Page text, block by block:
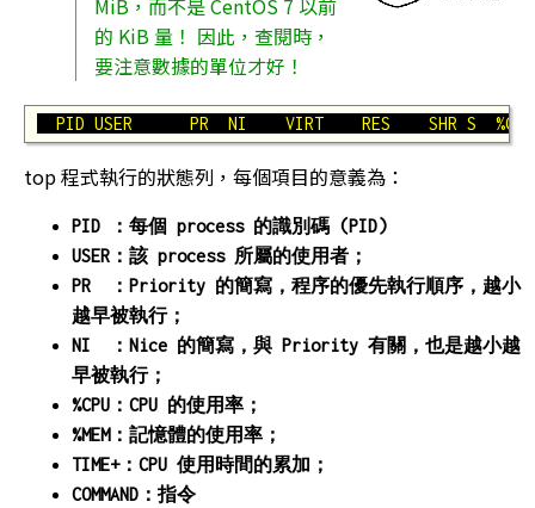
MiB，而不是 CentOS 7 以前
的 KiB 量！ 因此，查閱時，
要注意數據的單位才好！
PID USER      PR  NI    VIRT    RES    SHR S
top 程式執行的狀態列，每個項目的意義為：
PID ：每個 process 的識別碼 (PID)
USER：該 process 所屬的使用者；
PR ：Priority 的簡寫，程序的優先執行順序，越小
越早被執行；
NI ：Nice 的簡寫，與 Priority 有關，也是越小越
早被執行；
%CPU：CPU 的使用率；
%MEM：記憶體的使用率；
TIME+：CPU 使用時間的累加；
COMMAND：指令